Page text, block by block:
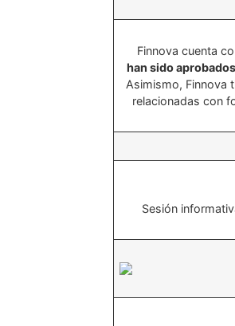
Finnova cuenta
han sido aprobados
Asimismo, Finnova
relacionadas con
Sesión